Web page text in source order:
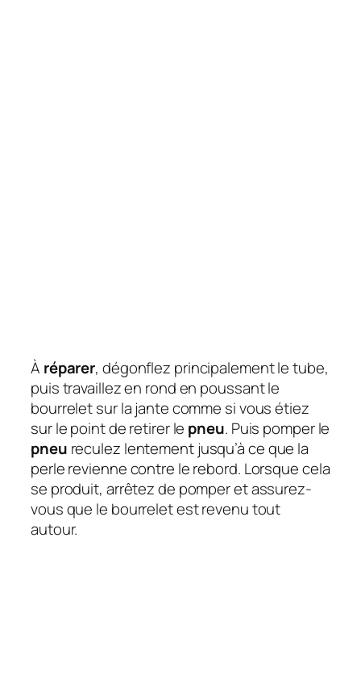
À réparer, dégonflez principalement le tube,
puis travaillez en rond en poussant le
bourrelet sur la jante comme si vous étiez
sur le point de retirer le pneu. Puis pomper le
pneu reculez lentement jusqu’à ce que la
perle revienne contre le rebord. Lorsque cela
se produit, arrêtez de pomper et assurez-
vous que le bourrelet est revenu tout
autour.